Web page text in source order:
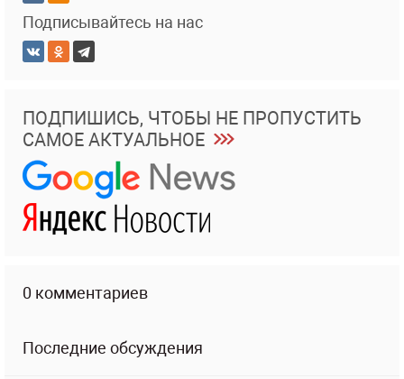
Подписывайтесь на нас
ПОДПИШИСЬ, ЧТОБЫ НЕ ПРОПУСТИТЬ
САМОЕ АКТУАЛЬНОЕ
0 комментариев
Последние обсуждения